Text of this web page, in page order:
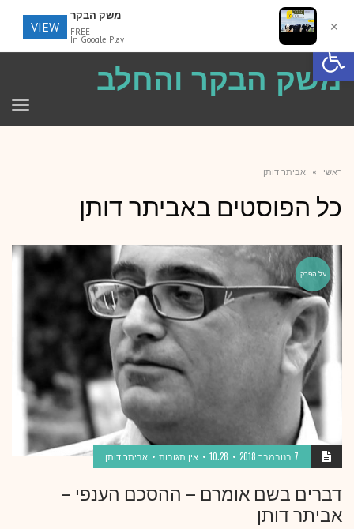
פתח סרגל נגישות
משק הבקר והחלב
ראשי » אביתר דותן
כל הפוסטים באביתר דותן
על הפרק
7 בנובמבר 2018 10:28 אין תגובות אביתר דותן
דברים בשם אומרם – ההסכם הענפי –
אביתר דותן
✕
משק הבקר
FREE
In Google Play
VIEW